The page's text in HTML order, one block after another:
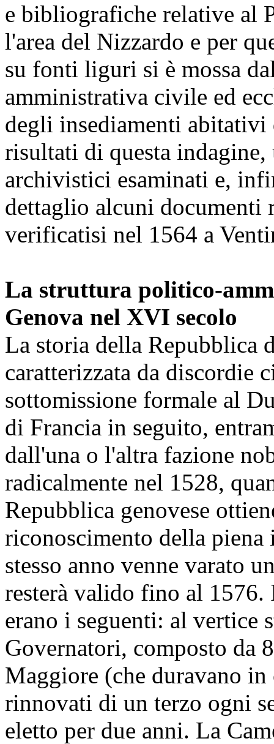
e bibliografiche relative al
l'area del Nizzardo e per
su fonti liguri si è mossa
amministrativa civile ed
degli insediamenti abitativi
risultati di questa
archivistici esaminati e,
dettaglio alcuni
verificatisi nel 1564 a
La struttura politico-
Genova nel XVI secolo
La storia della Repubblica
caratterizzata da discordie
sottomissione formale al
di Francia in seguito,
dall'una o l'altra fazione
radicalmente nel 1528,
Repubblica genovese
riconoscimento della
stesso anno venne varato
resterà valido fino al
erano i seguenti: al vertice
Governatori, composto da
Maggiore (che duravano
rinnovati di un terzo ogni
eletto per due anni. La